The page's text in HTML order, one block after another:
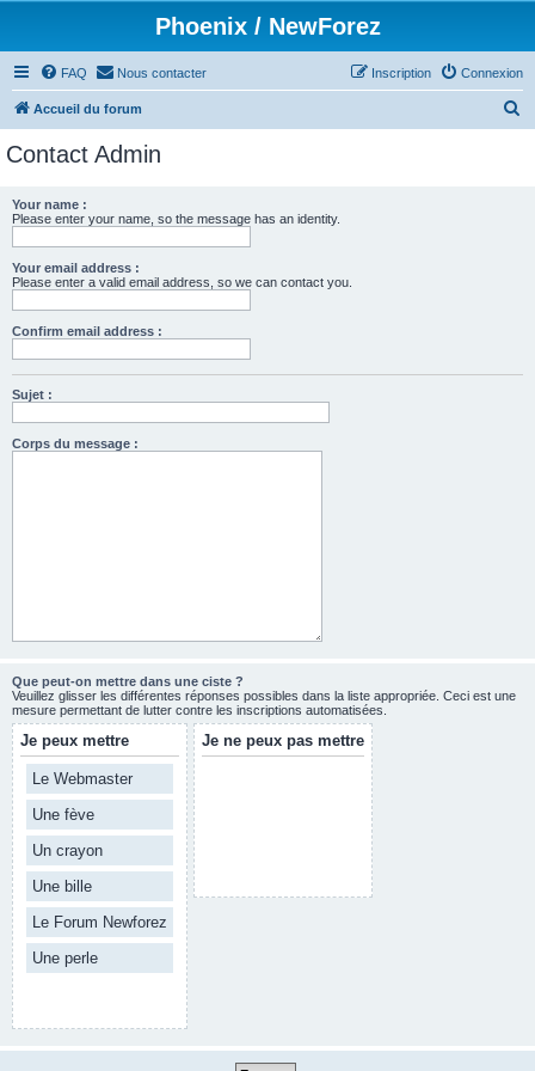
Phoenix / NewForez
FAQ Nous contacter Connexion
Inscription
Accueil du forum
Contact Admin
Your name :
Please enter your name, so the message has an identity.
Your email address :
Please enter a valid email address, so we can contact you.
Confirm email address :
Sujet :
Corps du message :
Que peut-on mettre dans une ciste ?
Veuillez glisser les différentes réponses possibles dans la liste appropriée. Ceci est une
mesure permettant de lutter contre les inscriptions automatisées.
Je peux mettre
Le Webmaster
Une fève
Un crayon
Une bille
Le Forum Newforez
Une perle
Je ne peux pas mettre